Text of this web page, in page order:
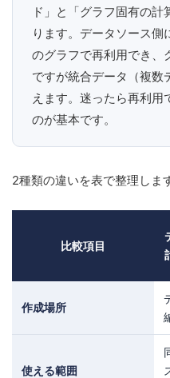
ド」と「グラフ固有の
ります。データソース側
のグラフで再利用でき、
ですが統合データ（複数
えます。迷ったら再利用
のが基本です。
2種類の違いを表で整理しま
比較項目
作成場所
使える範囲